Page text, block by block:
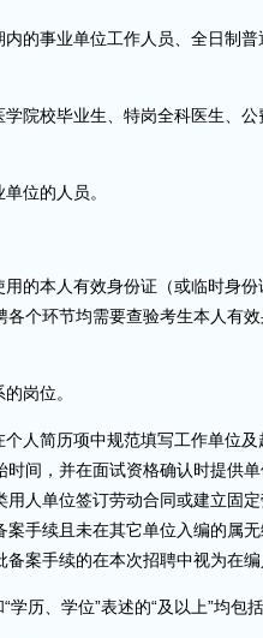
的事业单位工作人员、全日制
院校毕业生、特岗全科医生、公
位的人员。
的本人有效身份证（或临时身
个环节均需要查验考生本人有
岗位。
人简历项中规范填写工作单位
间，并在面试资格确认时提供
人单位签订劳动合同或建立固
手续且未在其它单位入编的属
案手续的在本次招聘中视为在编
历、学位”表述的“及以上”均包括